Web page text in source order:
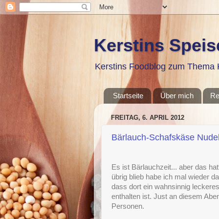
Kerstins
Kerstins Foodblog zum
Startseite Über mich
FREITAG, 6. APRIL 2012
Bärlauch-Schafskäse
Es ist Bärlauchzeit... aber das
übrig blieb habe ich mal wieder
dass dort ein wahnsinnig
enthalten ist. Just an diesem
Personen.